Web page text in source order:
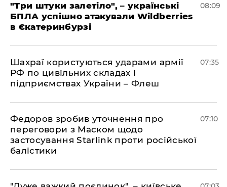
"Три штуки залетіло", – українські
БПЛА успішно атакували Wildberries
в Єкатеринбурзі
08:09
Шахраї користуються ударами армії
РФ по цивільних складах і
підприємствах України – Флеш
07:35
Федоров зробив уточнення про
переговори з Маском щодо
застосування Starlink проти російської
балістики
07:10